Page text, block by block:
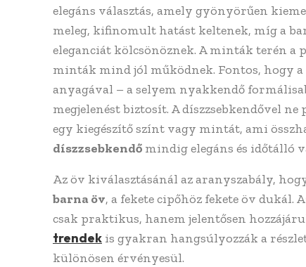
elegáns választás, amely gyönyörűen
meleg, kifinomult hatást keltenek, míg a
eleganciát kölcsönöznek. A minták terén a
minták mind jól működnek. Fontos, hogy
anyagával – a selyem nyakkendő
megjelenést biztosít. A díszzsebkendővel
egy kiegészítő színt vagy mintát, ami
díszzsebkendő mindig elegáns és időtálló
Az öv kiválasztásánál az aranyszabály,
barna öv, a fekete cipőhöz fekete öv dukál.
csak praktikus, hanem jelentősen
trendek is gyakran hangsúlyozzák a
különösen érvényesül.